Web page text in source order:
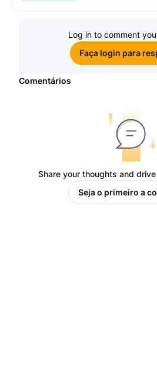
Log in to comment
Faça login para
Comentários
Share your thoughts and
Seja o primeiro a